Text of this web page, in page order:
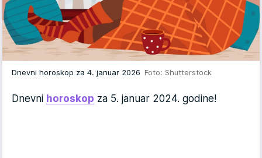
Dnevni horoskop za 4. januar 2026 Foto: Shutterstock
Dnevni horoskop za 5. januar 2024. godine!